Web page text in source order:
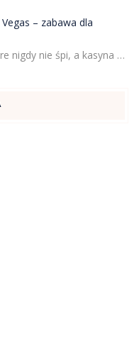
– zabawa dla
nigdy nie śpi, a kasyna …